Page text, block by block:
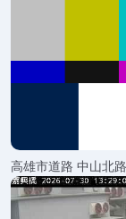
高雄市道路 中山北